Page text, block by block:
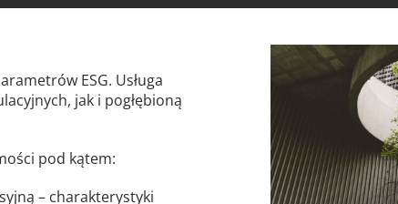
ESG. Usługa
jak i pogłębioną
pod kątem:
– charakterystyki